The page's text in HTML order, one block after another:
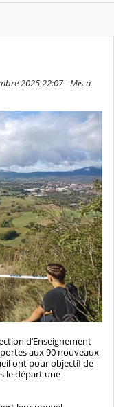
2025 22:07 - Mis à
d’Enseignement
aux 90 nouveaux
ont pour objectif de
le départ une